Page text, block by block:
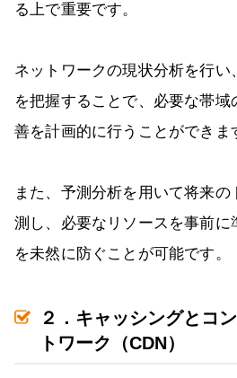
る上で重要です。
ネットワークの現状分析を行い
を把握することで、必要な帯
善を計画的に行うことができま
また、予測分析を用いて将来
測し、必要なリソースを事前に
を未然に防ぐことが可能です。
２．キャッシングとコ
トワーク（CDN）